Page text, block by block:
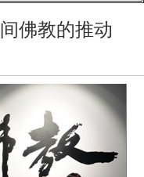
佛教的推动